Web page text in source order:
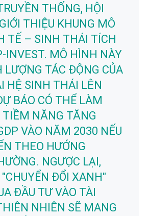
THỐNG, HỘI
THIỆU KHUNG MÔ
TẾ – SINH THÁI TÍCH
INVEST. MÔ HÌNH NÀY
LƯỢNG TÁC ĐỘNG CỦA
HỆ SINH THÁI LÊN
BÁO CÓ THỂ LÀM
TIỀM NĂNG TĂNG
VÀO NĂM 2030 NẾU
THEO HƯỚNG
NGƯỢC LẠI,
ĐỔI XANH"
ĐẦU TƯ VÀO TÀI
NHIÊN SẼ MANG